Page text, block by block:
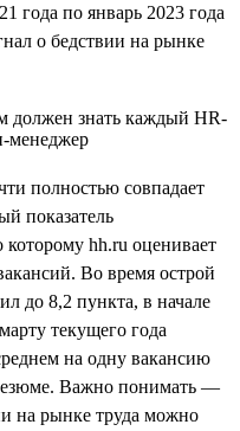
года по январь 2023 года
о бедствии на рынке
полностью совпадает
показатель
hh.ru оценивает
Во время острой
до 8,2 пункта, в начале
текущего года
на одну вакансию
Важно понимать —
на рынке труда можно